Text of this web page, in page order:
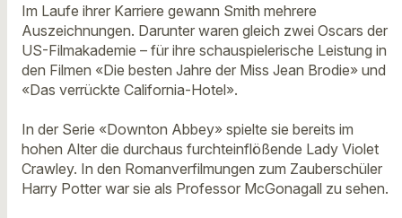
Im Laufe ihrer Karriere gewann Smith mehrere
Auszeichnungen. Darunter waren gleich zwei Oscars der
US-Filmakademie – für ihre schauspielerische Leistung in
den Filmen «Die besten Jahre der Miss Jean Brodie» und
«Das verrückte California-Hotel».
In der Serie «Downton Abbey» spielte sie bereits im
hohen Alter die durchaus furchteinflößende Lady Violet
Crawley. In den Romanverfilmungen zum Zauberschüler
Harry Potter war sie als Professor McGonagall zu sehen.